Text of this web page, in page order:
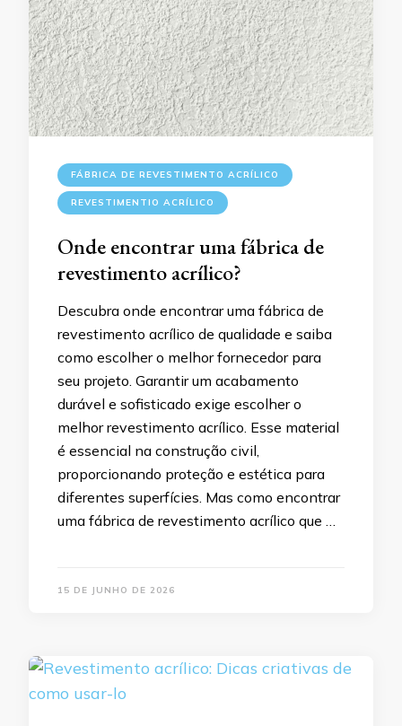
FÁBRICA DE REVESTIMENTO ACRÍLICO
REVESTIMENTIO ACRÍLICO
Onde encontrar uma fábrica de
revestimento acrílico?
Descubra onde encontrar uma fábrica de
revestimento acrílico de qualidade e saiba
como escolher o melhor fornecedor para
seu projeto. Garantir um acabamento
durável e sofisticado exige escolher o
melhor revestimento acrílico. Esse material
é essencial na construção civil,
proporcionando proteção e estética para
diferentes superfícies. Mas como encontrar
uma fábrica de revestimento acrílico que …
15 DE JUNHO DE 2026